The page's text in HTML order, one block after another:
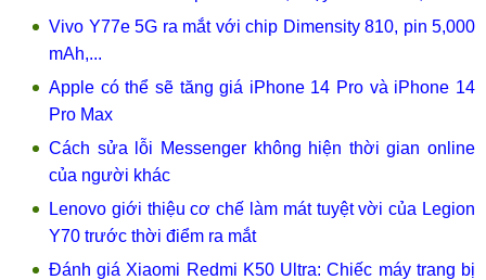
Vivo Y77e 5G ra mắt với chip Dimensity 810, pin 5,000
mAh,...
Apple có thể sẽ tăng giá iPhone 14 Pro và iPhone 14
Pro Max
Cách sửa lỗi Messenger không hiện thời gian online
của người khác
Lenovo giới thiệu cơ chế làm mát tuyệt vời của Legion
Y70 trước thời điểm ra mắt
Đánh giá Xiaomi Redmi K50 Ultra: Chiếc máy trang bị